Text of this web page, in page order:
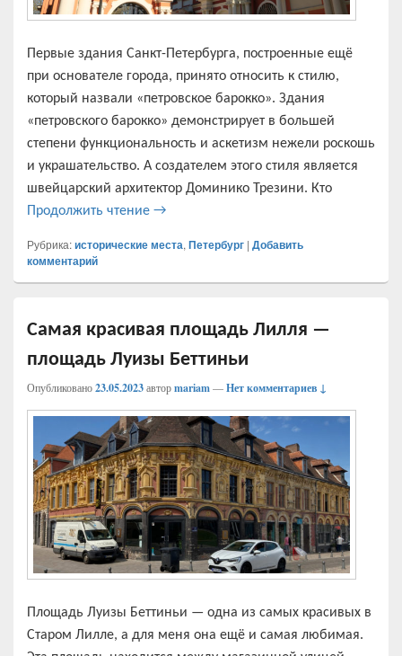
Первые здания Санкт-Петербурга, построенные ещё
при основателе города, принято относить к стилю,
который назвали «петровское барокко». Здания
«петровского барокко» демонстрирует в большей
степени функциональность и аскетизм нежели роскошь
и украшательство. А создателем этого стиля является
швейцарский архитектор Доминико Трезини. Кто
Продолжить чтение Первые здания Петербурга и их
→
Рубрика:исторические места, Петербург | Добавить
комментарий
Самая красивая площадь Лилля —
площадь Луизы Беттиньи
Опубликовано23.05.2023авторmariam—Нет комментариев ↓
Площадь Луизы Беттиньи — одна из самых красивых в
Старом Лилле, а для меня она ещё и самая любимая.